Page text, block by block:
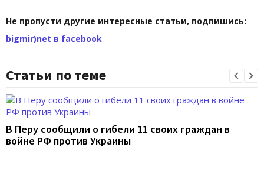
Не пропусти другие интересные статьи, подпишись:
bigmir)net в facebook
Статьи по теме
В Перу сообщили о гибели 11 своих граждан в
войне РФ против Украины